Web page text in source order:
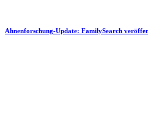
Ahnenforschung-Update: FamilySearch